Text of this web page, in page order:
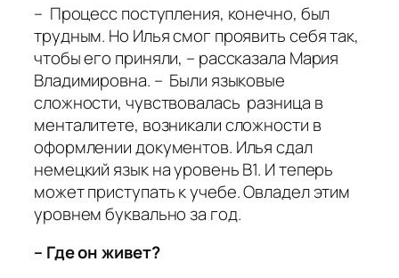
– Процесс поступления, конечно, был
трудным. Но Илья смог проявить себя так,
чтобы его приняли, – рассказала Мария
Владимировна. – Были языковые
сложности, чувствовалась разница в
менталитете, возникали сложности в
оформлении документов. Илья сдал
немецкий язык на уровень B1. И теперь
может приступать к учебе. Овладел этим
уровнем буквально за год.
– Где он живет?